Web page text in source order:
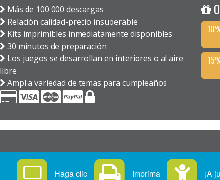
Más de 100 000 descargas
Relación calidad-precio insuperable
Kits imprimibles inmediatamente disponibles
30 minutos de preparación
Los juegos se desarrollan en interiores o al aire
libre
Amplia variedad de temas para cumpleaños
Haga clic Imprima ¡A